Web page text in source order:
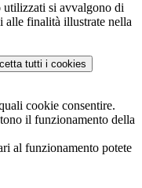
utilizzati si avvalgono di
alle finalità illustrate nella
tutti i cookies
cookie consentire.
il funzionamento della
al funzionamento potete